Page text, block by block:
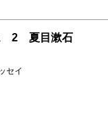
2 夏目漱石
セイ